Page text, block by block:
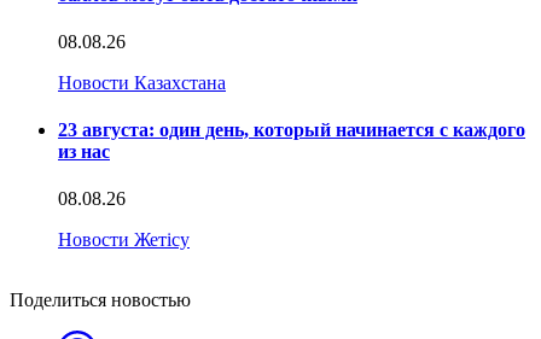
08.08.26
Новости Казахстана
23 августа: один день, который начинается с каждого
из нас
08.08.26
Новости Жетісу
Поделиться новостью